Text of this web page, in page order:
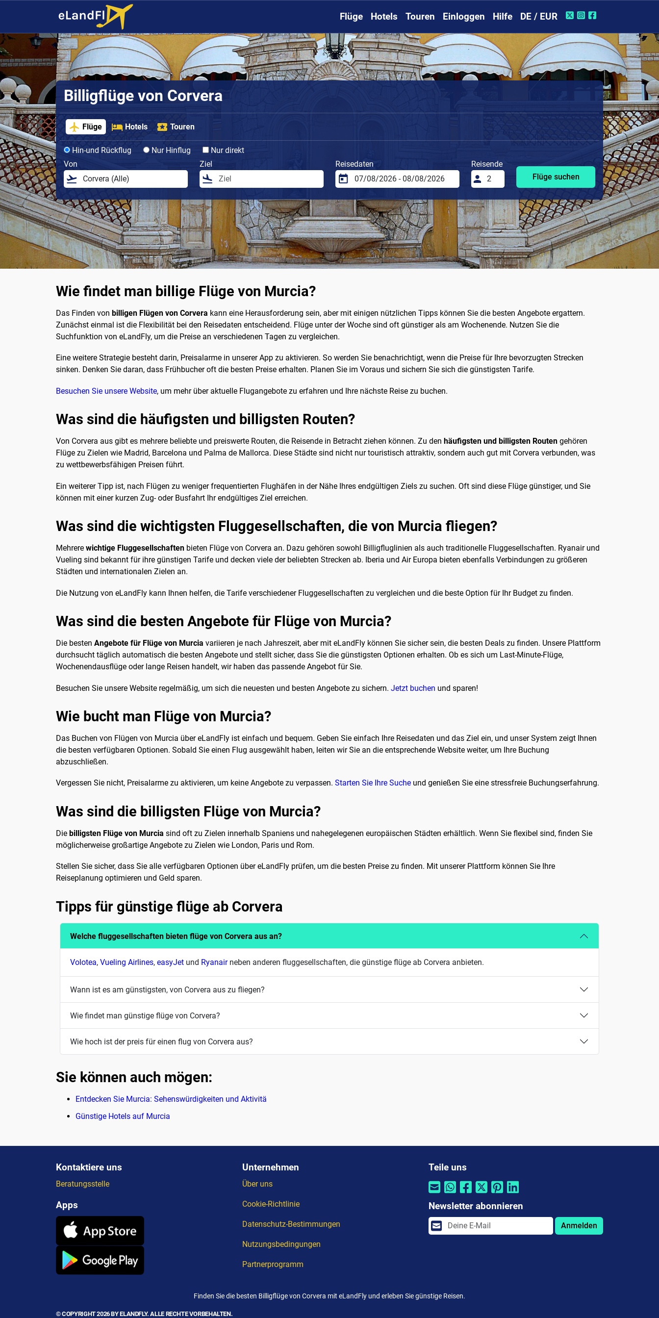
Flüge Hotels Touren Einloggen Hilfe DE / EUR
Billigflüge von Corvera
Flüge Hotels Touren
Hin-und Rückflug Nur Hinflug
Nur direkt
Von
Ziel Reisedaten
Reisende
Flüge suchen
Wie findet man billige Flüge von Murcia?
Das Finden von billigen Flügen von Corvera kann eine Herausforderung sein, aber mit einigen nützlichen Tipps können Sie die besten Angebote ergattern.
Zunächst einmal ist die Flexibilität bei den Reisedaten entscheidend. Flüge unter der Woche sind oft günstiger als am Wochenende. Nutzen Sie die
Suchfunktion von eLandFly, um die Preise an verschiedenen Tagen zu vergleichen.
Eine weitere Strategie besteht darin, Preisalarme in unserer App zu aktivieren. So werden Sie benachrichtigt, wenn die Preise für Ihre bevorzugten Strecken
sinken. Denken Sie daran, dass Frühbucher oft die besten Preise erhalten. Planen Sie im Voraus und sichern Sie sich die günstigsten Tarife.
Besuchen Sie unsere Website, um mehr über aktuelle Flugangebote zu erfahren und Ihre nächste Reise zu buchen.
Was sind die häufigsten und billigsten Routen?
Von Corvera aus gibt es mehrere beliebte und preiswerte Routen, die Reisende in Betracht ziehen können. Zu den häufigsten und billigsten Routen gehören
Flüge zu Zielen wie Madrid, Barcelona und Palma de Mallorca. Diese Städte sind nicht nur touristisch attraktiv, sondern auch gut mit Corvera verbunden, was
zu wettbewerbsfähigen Preisen führt.
Ein weiterer Tipp ist, nach Flügen zu weniger frequentierten Flughäfen in der Nähe Ihres endgültigen Ziels zu suchen. Oft sind diese Flüge günstiger, und Sie
können mit einer kurzen Zug- oder Busfahrt Ihr endgültiges Ziel erreichen.
Was sind die wichtigsten Fluggesellschaften, die von Murcia fliegen?
Mehrere wichtige Fluggesellschaften bieten Flüge von Corvera an. Dazu gehören sowohl Billigfluglinien als auch traditionelle Fluggesellschaften. Ryanair und
Vueling sind bekannt für ihre günstigen Tarife und decken viele der beliebten Strecken ab. Iberia und Air Europa bieten ebenfalls Verbindungen zu größeren
Städten und internationalen Zielen an.
Die Nutzung von eLandFly kann Ihnen helfen, die Tarife verschiedener Fluggesellschaften zu vergleichen und die beste Option für Ihr Budget zu finden.
Was sind die besten Angebote für Flüge von Murcia?
Die besten Angebote für Flüge von Murcia variieren je nach Jahreszeit, aber mit eLandFly können Sie sicher sein, die besten Deals zu finden. Unsere Plattform
durchsucht täglich automatisch die besten Angebote und stellt sicher, dass Sie die günstigsten Optionen erhalten. Ob es sich um Last-Minute-Flüge,
Wochenendausflüge oder lange Reisen handelt, wir haben das passende Angebot für Sie.
Besuchen Sie unsere Website regelmäßig, um sich die neuesten und besten Angebote zu sichern. Jetzt buchen und sparen!
Wie bucht man Flüge von Murcia?
Das Buchen von Flügen von Murcia über eLandFly ist einfach und bequem. Geben Sie einfach Ihre Reisedaten und das Ziel ein, und unser System zeigt Ihnen
die besten verfügbaren Optionen. Sobald Sie einen Flug ausgewählt haben, leiten wir Sie an die entsprechende Website weiter, um Ihre Buchung
abzuschließen.
Vergessen Sie nicht, Preisalarme zu aktivieren, um keine Angebote zu verpassen. Starten Sie Ihre Suche und genießen Sie eine stressfreie Buchungserfahrung.
Was sind die billigsten Flüge von Murcia?
Die billigsten Flüge von Murcia sind oft zu Zielen innerhalb Spaniens und nahegelegenen europäischen Städten erhältlich. Wenn Sie flexibel sind, finden Sie
möglicherweise großartige Angebote zu Zielen wie London, Paris und Rom.
Stellen Sie sicher, dass Sie alle verfügbaren Optionen über eLandFly prüfen, um die besten Preise zu finden. Mit unserer Plattform können Sie Ihre
Reiseplanung optimieren und Geld sparen.
Tipps für günstige flüge ab Corvera
Welche fluggesellschaften bieten flüge von Corvera aus an?
Volotea, Vueling Airlines, easyJet und Ryanairneben anderen fluggesellschaften, die günstige flüge ab Corvera anbieten.
Wann ist es am günstigsten, von Corvera aus zu fliegen?
Wie findet man günstige flüge von Corvera?
Wie hoch ist der preis für einen flug von Corvera aus?
Sie können auch mögen:
Entdecken Sie Murcia: Sehenswürdigkeiten und Aktivitä
Günstige Hotels auf Murcia
Kontaktiere uns
Beratungsstelle
Apps
Unternehmen
Über uns
Cookie-Richtlinie
Datenschutz-Bestimmungen
Nutzungsbedingungen
Partnerprogramm
Teile uns
Newsletter abonnieren
Anmelden
Finden Sie die besten Billigflüge von Corvera mit eLandFly und erleben Sie günstige Reisen.
© COPYRIGHT 2026 BY ELANDFLY. ALLE RECHTE VORBEHALTEN.